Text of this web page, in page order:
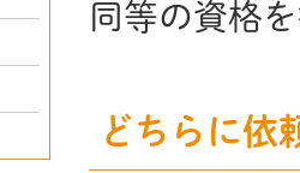
同等の資格
どちらに依